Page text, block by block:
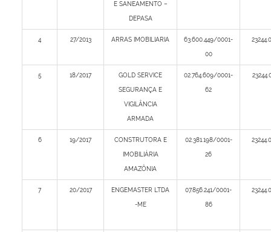
E SANEAMENTO –
DEPASA
4 27/2013 ARRAS IMOBILIARIA 63.600.449/0001-
00
5 18/2017 GOLD SERVICE
SEGURANÇA E
VIGILÂNCIA
ARMADA
02.764.609/0001-
62
6 19/2017 CONSTRUTORA E
IMOBILIÁRIA
AMAZÔNIA
02.381.198/0001-
26
7 20/2017 ENGEMASTER LTDA
-ME
07.856.241/0001-
86